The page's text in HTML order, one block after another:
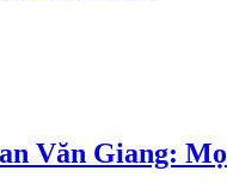
Văn Giang: